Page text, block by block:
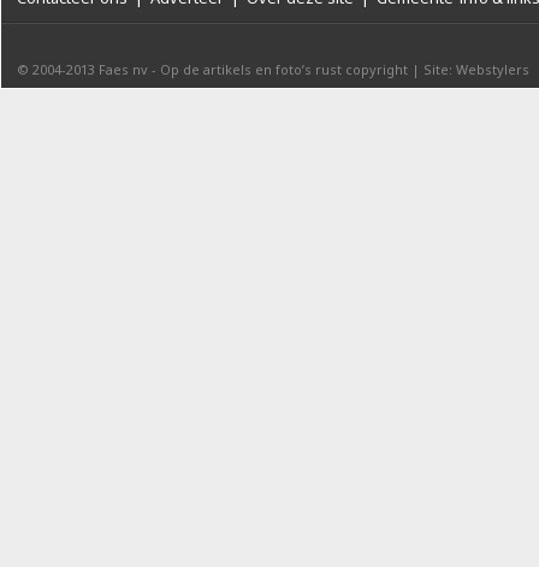
© 2004-2013 Faes nv - Op de artikels en foto’s rust copyright | Site: Webstylers